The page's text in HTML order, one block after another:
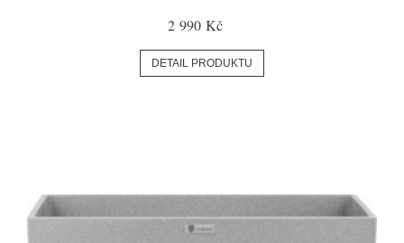
2 990 Kč
DETAIL PRODUKTU